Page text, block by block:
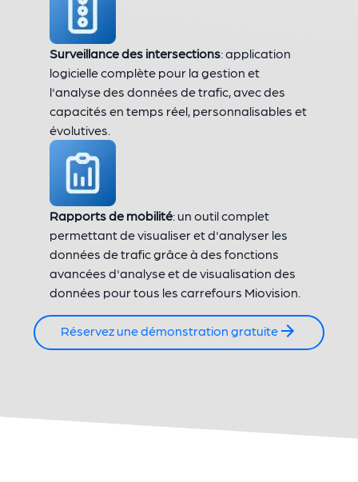
Surveillance des intersections: application
logicielle complète pour la gestion et
l'analyse des données de trafic, avec des
capacités en temps réel, personnalisables et
évolutives.
Rapports de mobilité: un outil complet
permettant de visualiser et d'analyser les
données de trafic grâce à des fonctions
avancées d'analyse et de visualisation des
données pour tous les carrefours Miovision.
Réservez une démonstration gratuite